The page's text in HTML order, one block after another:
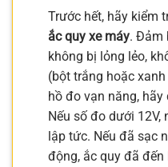
Trước hết, hãy kiểm
ắc quy xe máy. Đảm
không bị lỏng lẻo,
(bột trắng hoặc
hồ đo vạn năng,
Nếu số đo dưới
lập tức. Nếu đã sạc
động, ắc quy đã